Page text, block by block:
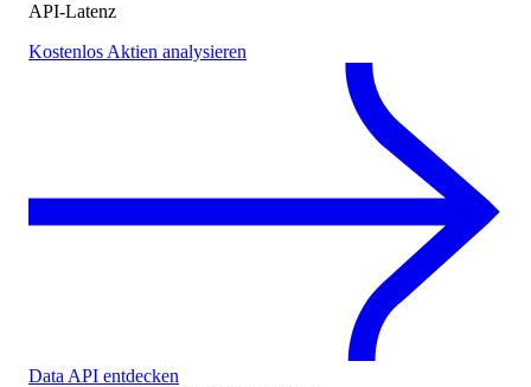
API-Latenz
Kostenlos Aktien analysieren
Data API entdecken